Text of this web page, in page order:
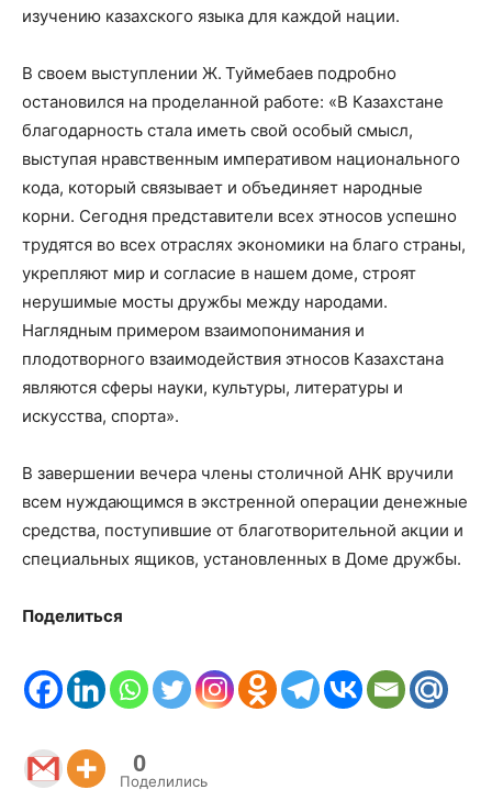
изучению казахского языка для каждой нации.
В своем выступлении Ж. Туймебаев подробно
остановился на проделанной работе: «В Казахстане
благодарность стала иметь свой особый смысл,
выступая нравственным императивом национального
кода, который связывает и объединяет народные
корни. Сегодня представители всех этносов успешно
трудятся во всех отраслях экономики на благо страны,
укрепляют мир и согласие в нашем доме, строят
нерушимые мосты дружбы между народами.
Наглядным примером взаимопонимания и
плодотворного взаимодействия этносов Казахстана
являются сферы науки, культуры, литературы и
искусства, спорта».
В завершении вечера члены столичной АНК вручили
всем нуждающимся в экстренной операции денежные
средства, поступившие от благотворительной акции и
специальных ящиков, установленных в Доме дружбы.
Поделиться
0
Поделились